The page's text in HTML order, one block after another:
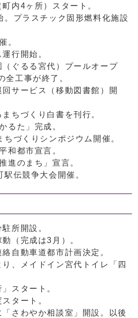
内4ヶ所）スタート。
プラスチック固形燃料化施設
。
行開始。
ぐるる宮代）プールオープ
全工事が終了。
サービス（移動図書館）開
ちづくり白書を刊行。
るた」完成。
づくりシンポジウム開催。
和都市宣言。
のまち」宣言。
伝競争大会開催。
所開設。
（完成は3月）。
自動車道都市計画決定。
、メイドイン宮代トイレ「四
スタート。
タート。
さわやか相談室」開設。以後